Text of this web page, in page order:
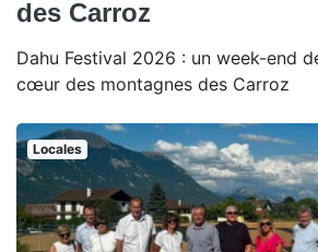
des Carroz
Dahu Festival 2026 : un week-end
cœur des montagnes des Carroz
Locales